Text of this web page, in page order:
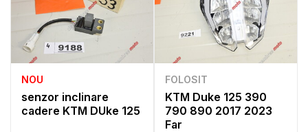
NOU
senzor inclinare
cadere KTM DUke 125
FOLOSIT
KTM Duke 125 390
790 890 2017 2023
Far